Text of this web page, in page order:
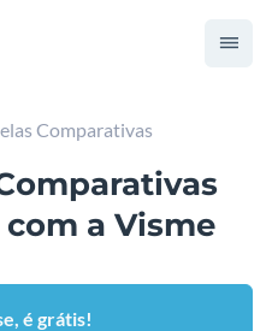
Comparativas
a Visme
é grátis!